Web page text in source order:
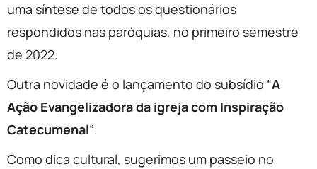
uma síntese de todos os questionários
respondidos nas paróquias, no primeiro semestre
de 2022.
Outra novidade é o lançamento do subsídio “A
Ação Evangelizadora da igreja com Inspiração
Catecumenal“.
Como dica cultural, sugerimos um passeio no